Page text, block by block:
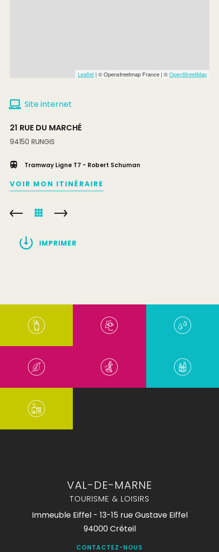
Leaflet | © Openstreetmap France | ©OpenStreetMap
Site internet
21 RUE DU MARCHÉ
94150 RUNGIS
Tramway Ligne T7 - Robert Schuman
VOIR MON ITINÉRAIRE
IMPRIMER
VAL-DE-MARNE
TOURISME & LOISIRS
Immeuble Eiffel - 13-15 rue Gustave Eiffel
94000 Créteil
CONTACTEZ-NOUS